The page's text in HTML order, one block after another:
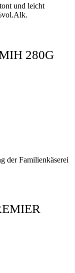
und leicht
280G
der Familienkäserei